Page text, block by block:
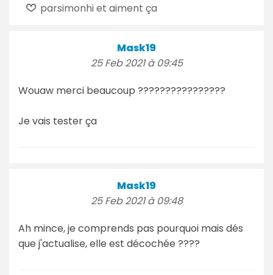
parsimonhi et aiment ça
Mask19
25 Feb 2021 à 09:45
Wouaw merci beaucoup ????????????????
Je vais tester ça
Mask19
25 Feb 2021 à 09:48
Ah mince, je comprends pas pourquoi mais dés
que j'actualise, elle est décochée ????